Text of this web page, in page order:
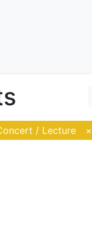
/ Lecture ×